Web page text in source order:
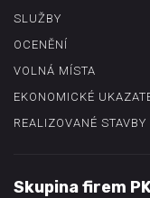
SLUŽBY
OCENĚNÍ
VOLNÁ MÍSTA
EKONOMICKÉ
REALIZOVANÉ STAVBY
Skupina firem